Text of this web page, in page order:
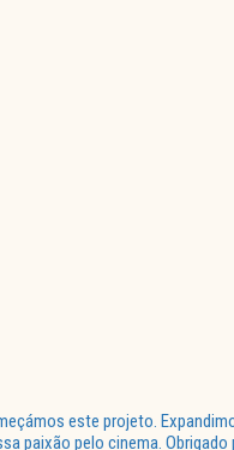
este projeto.
paixão pelo cinema. Obrigado